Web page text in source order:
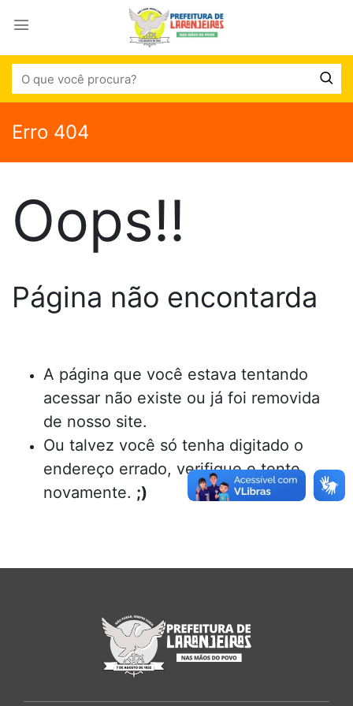
Erro 404
Oops!!
Página não encontarda
A página que você estava tentando
acessar não existe ou já foi removida
de nosso site.
Ou talvez você só tenha digitado o
endereço errado, verifique e tente
novamente. ;)